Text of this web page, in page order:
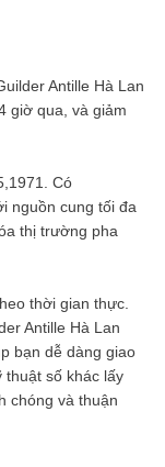
Antille Hà Lan
giờ qua, và giảm
. Có
nguồn cung tối đa
thị trường pha
thời gian thực.
Antille Hà Lan
bạn dễ dàng giao
thuật số khác lấy
chóng và thuận